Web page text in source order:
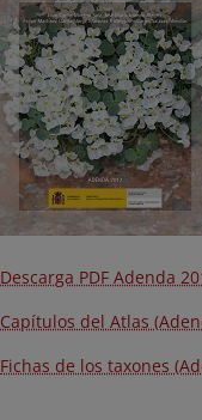
Descarga PDF Adenda
Capítulos del Atlas
Fichas de los taxones